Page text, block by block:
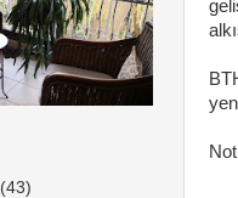
(43)